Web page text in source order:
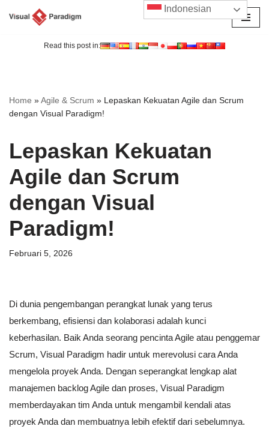
Read this post in:
Home »Agile & Scrum » Lepaskan Kekuatan Agile dan Scrum
dengan Visual Paradigm!
Lepaskan Kekuatan
Agile dan Scrum
dengan Visual
Paradigm!
Februari 5, 2026
Di dunia pengembangan perangkat lunak yang terus
berkembang, efisiensi dan kolaborasi adalah kunci
keberhasilan. Baik Anda seorang pencinta Agile atau penggemar
Scrum, Visual Paradigm hadir untuk merevolusi cara Anda
mengelola proyek Anda. Dengan seperangkat lengkap alat
manajemen backlog Agile dan proses, Visual Paradigm
memberdayakan tim Anda untuk mengambil kendali atas
proyek Anda dan membuatnya lebih efektif dari sebelumnya.
Indonesian